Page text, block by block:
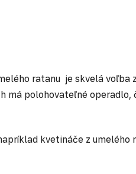
ratanu je skvelá
má polohovateľné
kvetináče z